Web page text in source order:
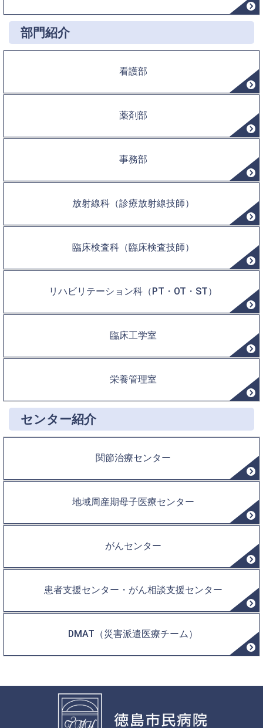
部門紹介
看護部
薬剤部
事務部
放射線科（診療放射線技師）
臨床検査科（臨床検査技師）
リハビリテーション科（PT・OT・ST）
臨床工学室
栄養管理室
センター紹介
関節治療センター
地域周産期母子医療センター
がんセンター
患者支援センター・がん相談支援センター
DMAT（災害派遣医療チーム）